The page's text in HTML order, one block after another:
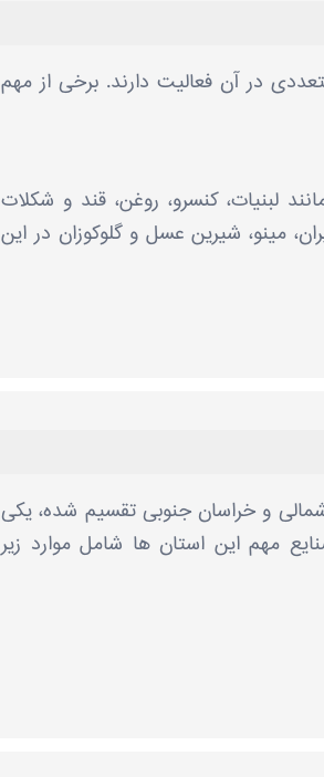
در آن فعالیت دارند. برخی از مهم‌
لبنیات، کنسرو، روغن، قند و شکلات
مینو، شیرین عسل و گلوکوزان در این
و خراسان جنوبی تقسیم شده، یکی
مهم این استان ها شامل موارد زیر